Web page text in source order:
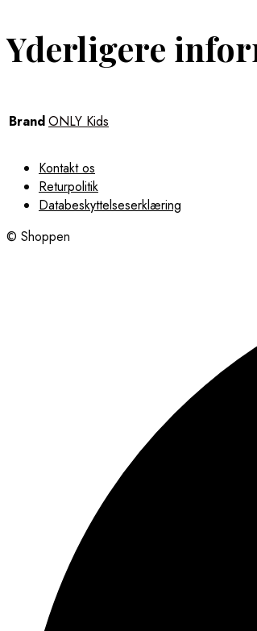
Yderligere
BrandONLY Kids
Kontakt os
Returpolitik
Databeskyttelseserklæring
© Shoppen